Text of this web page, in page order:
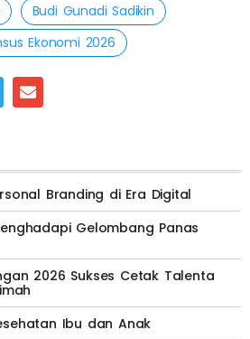
Budi Gunadi Sadikin
Ekonomi 2026
Branding di Era Digital
Gelombang Panas
2026 Sukses Cetak Talenta
Ibu dan Anak